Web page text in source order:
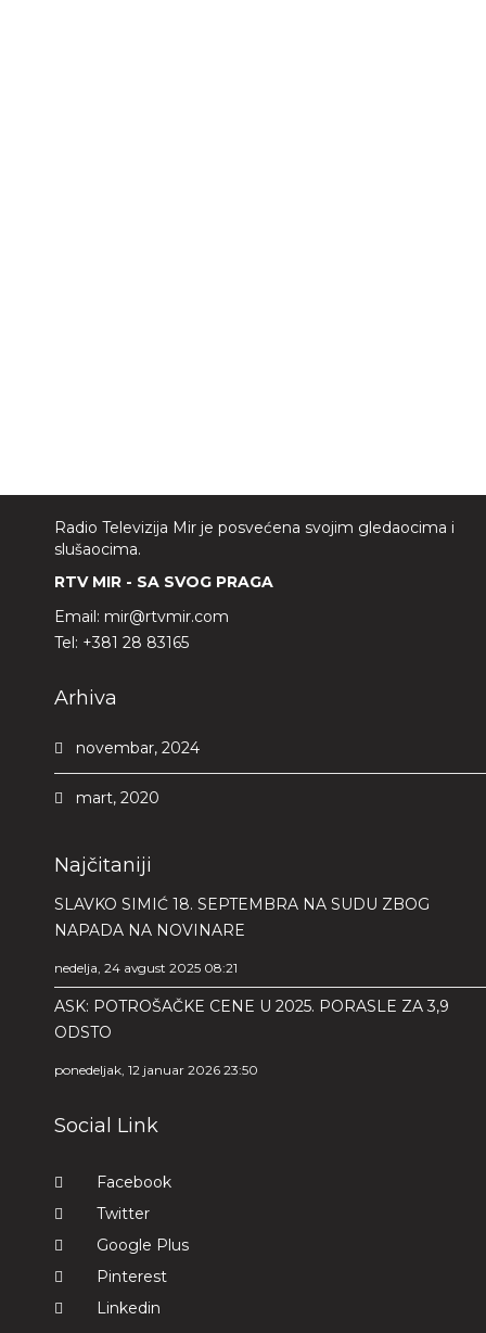
Radio Televizija Mir je posvećena svojim gledaocima i
slušaocima.
RTV MIR - SA SVOG PRAGA
Email: mir@rtvmir.com
Tel: +381 28 83165
Arhiva
novembar, 2024
mart, 2020
Najčitaniji
SLAVKO SIMIĆ 18. SEPTEMBRA NA SUDU ZBOG
NAPADA NA NOVINARE
nedelja, 24 avgust 2025 08:21
ASK: POTROŠAČKE CENE U 2025. PORASLE ZA 3,9
ODSTO
ponedeljak, 12 januar 2026 23:50
Social Link
Facebook
Twitter
Google Plus
Pinterest
Linkedin